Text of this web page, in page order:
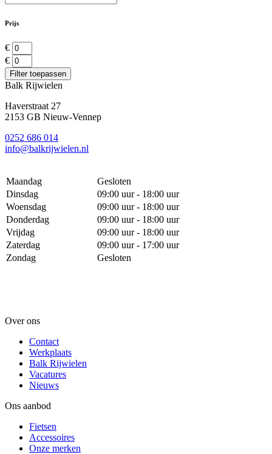
Prijs
€
€
Filter toepassen
Balk Rijwielen
Haverstraat 27
2153 GB Nieuw-Vennep
0252 686 014
info@balkrijwielen.nl
Maandag
Gesloten
Dinsdag
09:00 uur - 18:00 uur
Woensdag
09:00 uur - 18:00 uur
Donderdag
09:00 uur - 18:00 uur
Vrijdag
09:00 uur - 18:00 uur
Zaterdag
09:00 uur - 17:00 uur
Zondag
Gesloten
Over ons
Contact
Werkplaats
Balk Rijwielen
Vacatures
Nieuws
Ons aanbod
Fietsen
Accessoires
Onze merken